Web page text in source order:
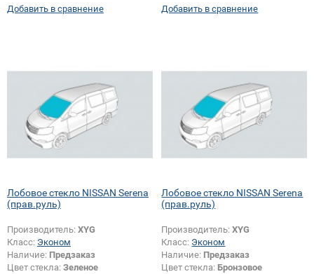
Добавить в сравнение Добавить в сравнение
Лобовое стекло NISSAN Serena
(прав.руль)
Производитель: XYG
Класс: Эконом
Наличие: Предзаказ
Цвет стекла: Зеленое
Лобовое стекло NISSAN Serena
(прав.руль)
Производитель:XYG
Класс: Эконом
Наличие: Предзаказ
Цвет стекла: Бронзовое